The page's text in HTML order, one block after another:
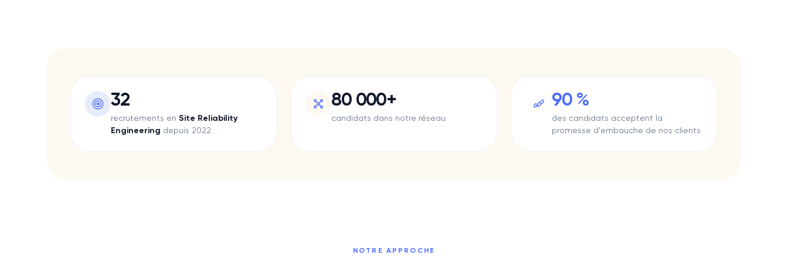
32
recrutements en Site Reliability
Engineering depuis 2022
80 000+
candidats dans notre réseau
90 %
des candidats acceptent la
promesse d'embauche de nos clients
NOTRE APPROCHE